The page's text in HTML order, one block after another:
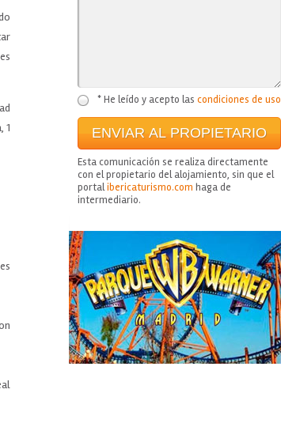
1
* He leído y acepto las condiciones de uso
Esta comunicación se realiza directamente
con el propietario del alojamiento, sin que el
portalibericaturismo.com haga de
intermediario.